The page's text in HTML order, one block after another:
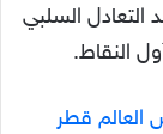
لديه فرصة للتأهل لدور الـ16، بعد التعادل السلبي
النقاط.
قطر